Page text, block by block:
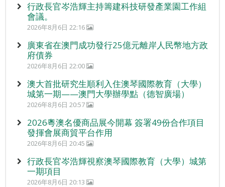
行政長官岑浩輝主持籌建科技研發產業園工作組
會議。
2026年8月6日 22:16
廣東省在澳門成功發行25億元離岸人民幣地方政
府債券
2026年8月6日 22:00
澳大首批研究生順利入住澳琴國際教育（大學）
城第一期——澳門大學辦學點（德智廣場）
2026年8月6日 20:57
2026粵澳名優商品展今開幕 簽署49份合作項目
發揮會展商貿平台作用
2026年8月6日 20:45
行政長官岑浩輝視察澳琴國際教育（大學）城第
一期項目
2026年8月6日 20:13